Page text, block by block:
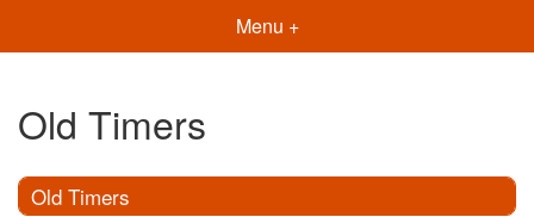
Menu +
Old Timers
Old Timers